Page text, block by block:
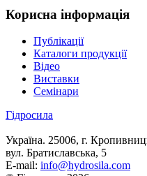
Корисна інформація
Публікації
Каталоги продукції
Відео
Виставки
Семінари
Гідросила
Україна. 25006, г.
вул. Братиславська, 5
E-mail: info@hydrosila.com